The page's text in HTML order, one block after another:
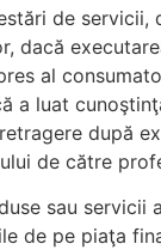
de servicii,
dacă
al
a luat
după
de către
sau servicii
de pe piaţa